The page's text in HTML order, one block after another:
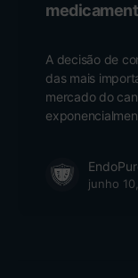
A decisão de
das mais
mercado do
junho